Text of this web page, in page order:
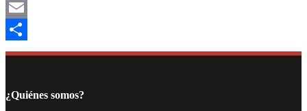
Mastodon
Email
Compartir
¿Quiénes somos?